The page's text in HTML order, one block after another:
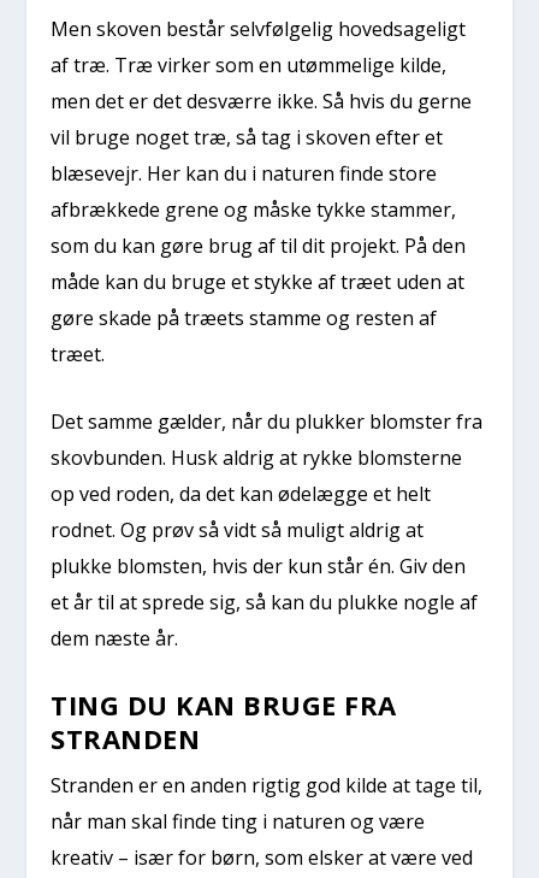
Men skoven består selvfølgelig hovedsageligt
af træ. Træ virker som en utømmelige kilde,
men det er det desværre ikke. Så hvis du gerne
vil bruge noget træ, så tag i skoven efter et
blæsevejr. Her kan du i naturen finde store
afbrækkede grene og måske tykke stammer,
som du kan gøre brug af til dit projekt. På den
måde kan du bruge et stykke af træet uden at
gøre skade på træets stamme og resten af
træet.
Det samme gælder, når du plukker blomster fra
skovbunden. Husk aldrig at rykke blomsterne
op ved roden, da det kan ødelægge et helt
rodnet. Og prøv så vidt så muligt aldrig at
plukke blomsten, hvis der kun står én. Giv den
et år til at sprede sig, så kan du plukke nogle af
dem næste år.
TING DU KAN BRUGE FRA
STRANDEN
Stranden er en anden rigtig god kilde at tage til,
når man skal finde ting i naturen og være
kreativ – især for børn, som elsker at være ved